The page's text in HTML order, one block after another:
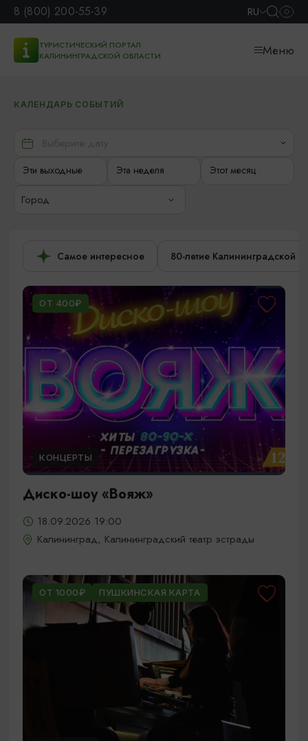
8 (800) 200-55-39 RU
ТУРИСТИЧЕСКИЙ ПОРТАЛ
КАЛИНИНГРАДСКОЙ ОБЛАСТИ
Меню
КАЛЕНДАРЬ СОБЫТИЙ
Эти выходные Эта неделя Этот месяц
Город
Самое интересное 80-летие Калининградской
ОТ 400₽
КОНЦЕРТЫ
Диско-шоу «Вояж»
18.09.2026 19:00
Калининград, Калининградский театр эстрады
ОТ 1000₽ ПУШКИНСКАЯ КАРТА